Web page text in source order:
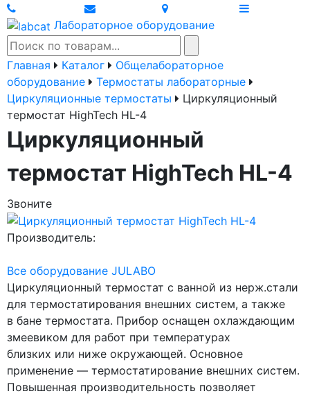
Лабораторное оборудование
Главная Каталог
Общелабораторное
оборудование
Термостаты лабораторные
Циркуляционные термостаты
Циркуляционный
термостат HighTech HL-4
Циркуляционный
термостат HighTech HL-4
Звоните
Производитель:
Все оборудование JULABO
Циркуляционный термостат с ванной из нерж.стали
для термостатирования внешних систем, а также
в бане термостата. Прибор оснащен охлаждающим
змеевиком для работ при температурах
близких или ниже окружающей. Основное
применение — термостатирование внешних систем.
Повышенная производительность позволяет